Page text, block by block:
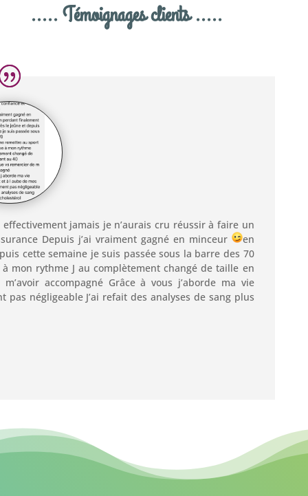
..... Témoignages clients .....
jamais je n’aurais cru réussir à faire un
Depuis j’ai vraiment gagné en minceur
en
cette semaine je suis passée sous la barre des 70
mon rythme J au complètement changé de taille en
accompagné Grâce à vous j’aborde ma vie
négligeable J’ai refait des analyses de sang plus